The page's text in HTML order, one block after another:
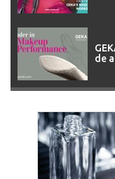
de